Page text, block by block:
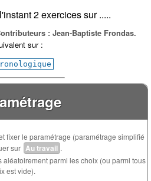
2 exercices sur .....
: Jean-Baptiste Frondas.
sur :
fixer le paramétrage (paramétrage simplifié
sur Au travail .
parmi les choix (ou parmi tous
est vide).